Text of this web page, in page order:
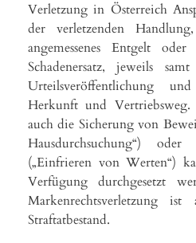
Verletzung in Österreich
der verletzenden
angemessenes Entgelt
Schadenersatz, jeweils
Urteilsveröffentlichung
Herkunft und Vertriebsweg.
auch die Sicherung von
Hausdurchsuchung“)
(„Einfrieren von Werten“)
Verfügung durchgesetzt
Markenrechtsverletzung
Straftatbestand.